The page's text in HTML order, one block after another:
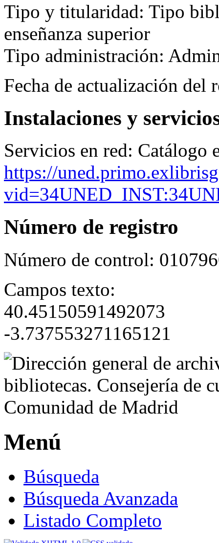
Tipo y titularidad: Tipo
enseñanza superior
Tipo administración:
Fecha de actualización del
Instalaciones y
Servicios en red: Catálogo
https://
Número de registro
Número de control:
Campos texto:
40.45150591492073
-3.737553271165121
Menú
Búsqueda
Búsqueda Avanzada
Listado Completo